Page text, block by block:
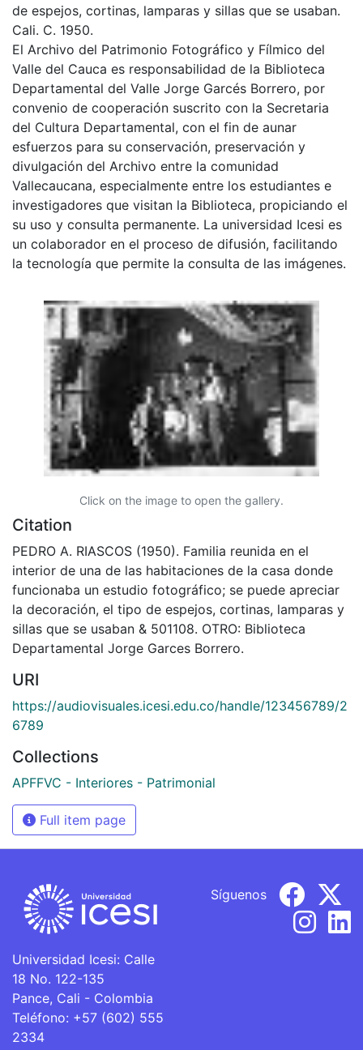
de espejos, cortinas, lamparas y sillas que se usaban.
Cali. C. 1950.
El Archivo del Patrimonio Fotográfico y Fílmico del
Valle del Cauca es responsabilidad de la Biblioteca
Departamental del Valle Jorge Garcés Borrero, por
convenio de cooperación suscrito con la Secretaria
del Cultura Departamental, con el fin de aunar
esfuerzos para su conservación, preservación y
divulgación del Archivo entre la comunidad
Vallecaucana, especialmente entre los estudiantes e
investigadores que visitan la Biblioteca, propiciando el
su uso y consulta permanente. La universidad Icesi es
un colaborador en el proceso de difusión, facilitando
la tecnología que permite la consulta de las imágenes.
Click on the image to open the gallery.
Citation
PEDRO A. RIASCOS (1950). Familia reunida en el
interior de una de las habitaciones de la casa donde
funcionaba un estudio fotográfico; se puede apreciar
la decoración, el tipo de espejos, cortinas, lamparas y
sillas que se usaban & 501108. OTRO: Biblioteca
Departamental Jorge Garces Borrero.
URI
https://audiovisuales.icesi.edu.co/handle/123456789/2
6789
Collections
APFFVC - Interiores - Patrimonial
Full item page
Universidad Icesi: Calle
18 No. 122-135
Pance, Cali - Colombia
Teléfono: +57 (602) 555
2334
Síguenos